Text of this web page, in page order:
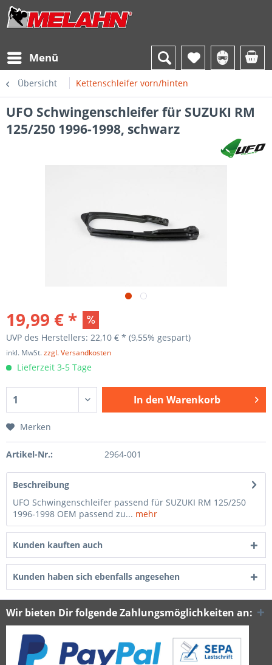
Menü
Übersicht Kettenschleifer vorn/hinten
UFO Schwingenschleifer für SUZUKI RM
125/250 1996-1998, schwarz
19,99 € *
UVP des Herstellers: 22,10 € * (9,55% gespart)
inkl. MwSt.zzgl. Versandkosten
Lieferzeit 3-5 Tage
In den Warenkorb
Merken
Artikel-Nr.: 2964-001
Beschreibung
UFO Schwingenschleifer passend für SUZUKI RM 125/250
1996-1998 OEM passend zu... mehr
Kunden kauften auch
Kunden haben sich ebenfalls angesehen
Wir bieten Dir folgende Zahlungsmöglichkeiten an: